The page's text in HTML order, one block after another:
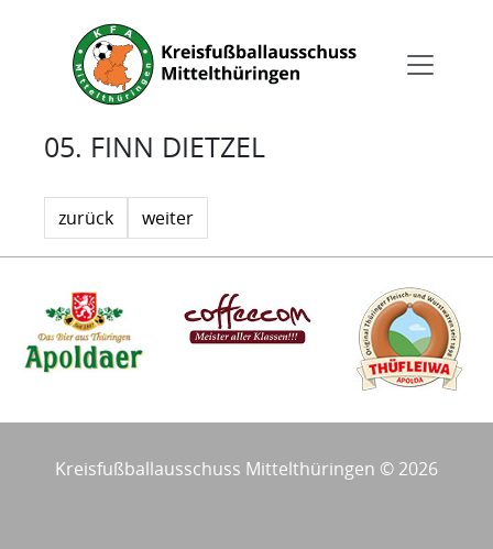
05. FINN DIETZEL
zurück weiter
Kreisfußballausschuss Mittelthüringen © 2026